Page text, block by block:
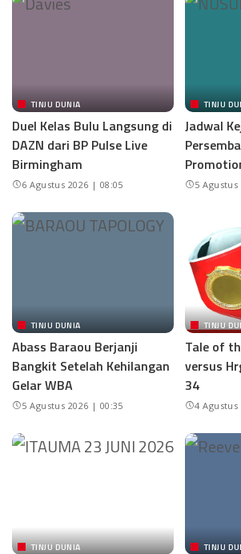
TINJU DUNIA
Duel Kelas Bulu Langsung di
DAZN dari BP Pulse Live
Birmingham
6 Agustus 2026 | 08:05
TINJU
Jadwal
5
TINJU DUNIA
Abass Baraou Berjanji
Bangkit Setelah Kehilangan
Gelar WBA
5 Agustus 2026 | 00:35
TINJU
Tale of
versus
34
4 Agustus
TINJU DUNIA TINJU